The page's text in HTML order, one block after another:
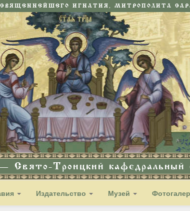
ИГНАТИЯ, МИТРОПОЛИТА
Свято-Троицкий кафедральный
Издательство Музей